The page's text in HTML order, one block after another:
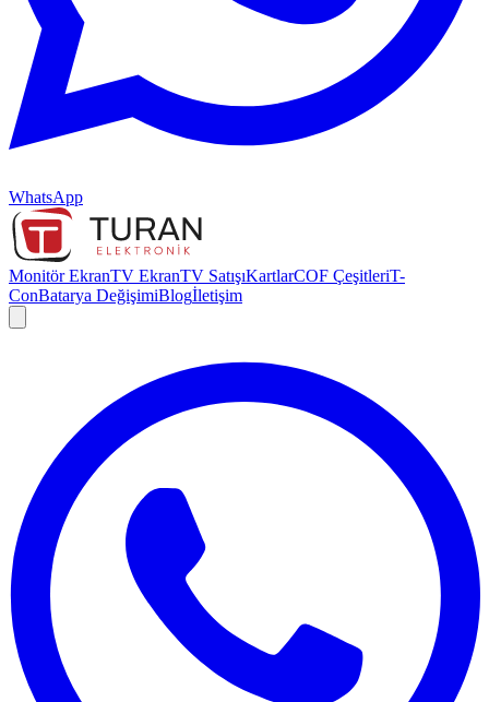
WhatsApp
Monitör EkranTV EkranTV SatışıKartlarCOF ÇeşitleriT-
ConBatarya DeğişimiBlogİletişim